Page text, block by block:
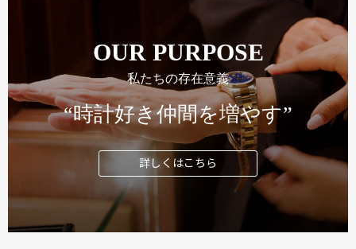
OUR PURPOSE
私たちの存在意義
“時計好き仲間を増やす”
詳しくはこちら